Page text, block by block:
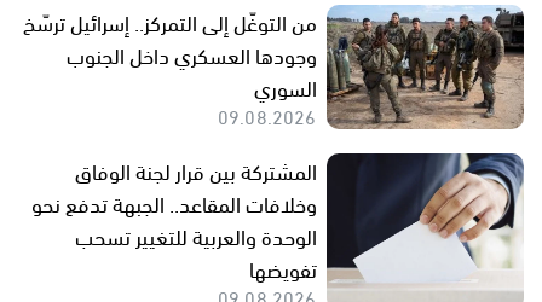
من التوغّل إلى التمركز.. إسرائيل ترسّخ
وجودها العسكري داخل الجنوب
السوري
09.08.2026
المشتركة بين قرار لجنة الوفاق
وخلافات المقاعد.. الجبهة تدفع نحو
الوحدة والعربية للتغيير تسحب
تفويضها